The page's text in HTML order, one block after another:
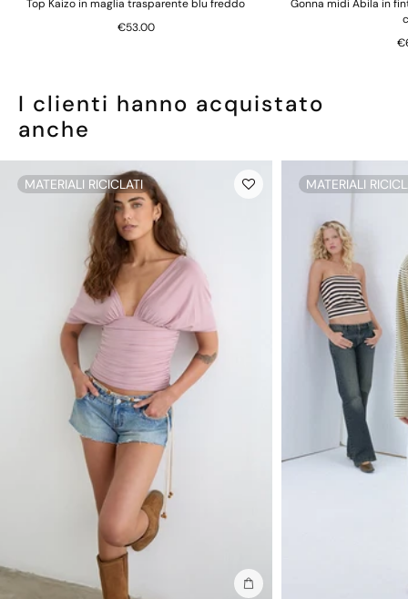
Top Kaizo in maglia trasparente blu freddo
€53.00
Gonna midi Abila in
I clienti hanno acquistato
anche
MATERIALI RICICLATI
Aggiungi alla borsa
MATERIALI